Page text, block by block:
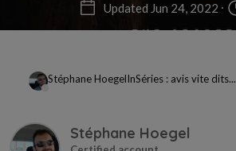
Updated Jun 24, 2022
Stéphane HoegelInSéries : avis vite dits...
Stéphane Hoegel